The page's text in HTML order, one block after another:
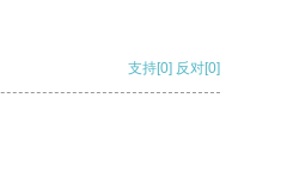
支持[0] 反对[0]